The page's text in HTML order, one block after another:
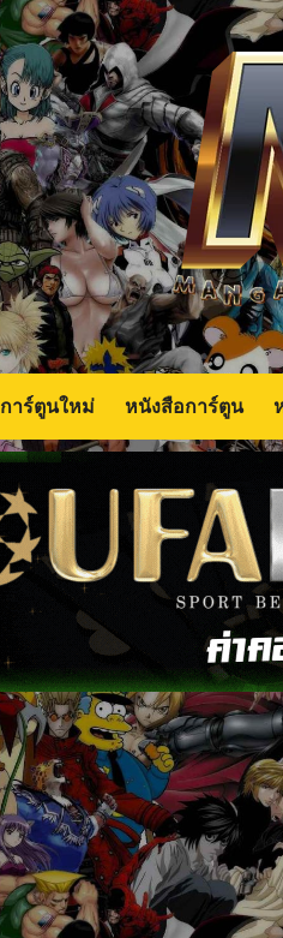
การ์ตูนใหม่ หนังสือการ์ตูน